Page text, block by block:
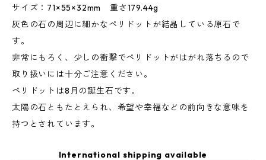
サイズ：71×55×32mm 重さ179.44g
灰色の石の周辺に細かなペリドットが結晶している原石で
す。
非常にもろく、少しの衝撃でペリドットがはがれ落ちるので
取り扱いには十分ご注意ください。
ペリドットは8月の誕生石です。
太陽の石ともたとえられ、希望や幸福などの前向きな意味を
持つとされています。
International shipping available